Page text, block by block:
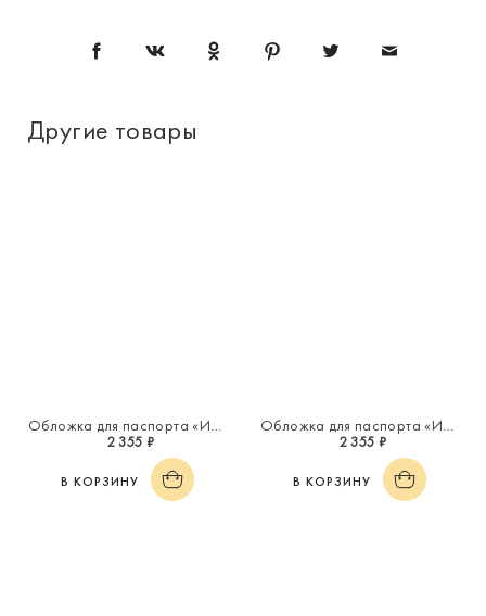
Другие товары
Обложка для паспорта «Инициал "П"»
2 355 ₽
В КОРЗИНУ
Обложка для паспорта «Инициал "Ю"»
2 355 ₽
В КОРЗИНУ